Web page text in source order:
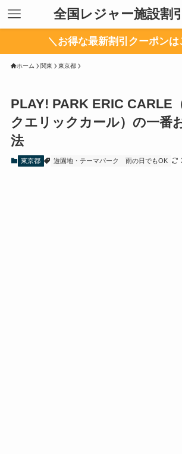
全国レジャー施設割
＼お得な最新割引クーポンは
ホーム 関東 東京都
PLAY! PARK ERIC CARLE
クエリックカール）の一番
法
東京都 遊園地・テーマパーク 雨の日でもOK